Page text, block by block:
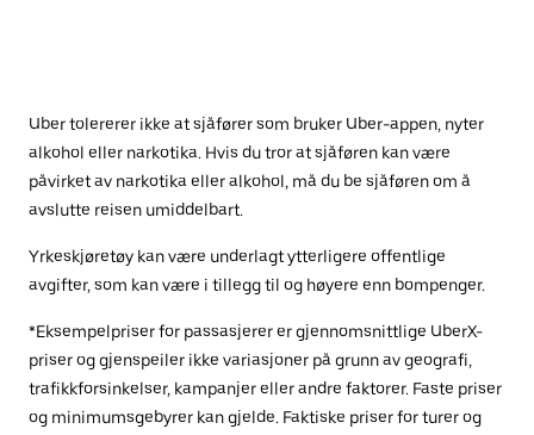
Uber tolererer ikke at sjåfører som bruker Uber-appen, nyter
alkohol eller narkotika. Hvis du tror at sjåføren kan være
påvirket av narkotika eller alkohol, må du be sjåføren om å
avslutte reisen umiddelbart.
Yrkeskjøretøy kan være underlagt ytterligere offentlige
avgifter, som kan være i tillegg til og høyere enn bompenger.
*Eksempelpriser for passasjerer er gjennomsnittlige UberX-
priser og gjenspeiler ikke variasjoner på grunn av geografi,
trafikkforsinkelser, kampanjer eller andre faktorer. Faste priser
og minimumsgebyrer kan gjelde. Faktiske priser for turer og